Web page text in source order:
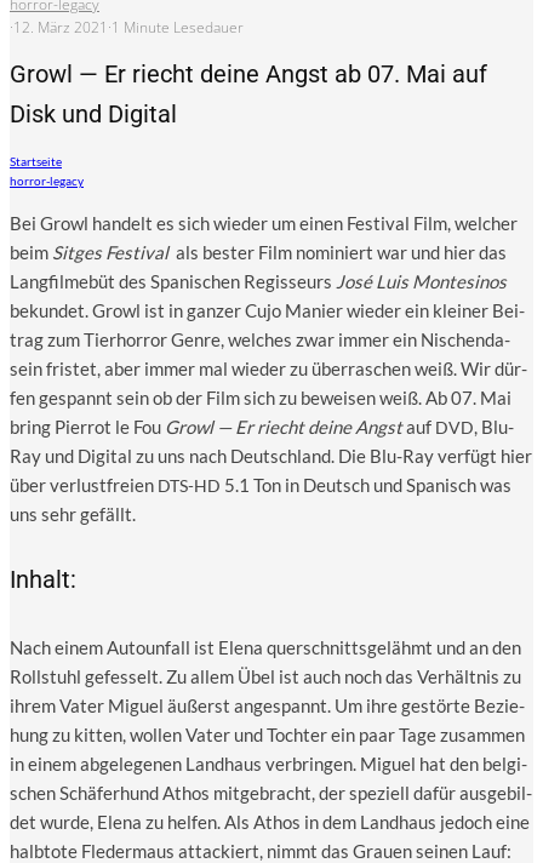
horror-legacy
·12. März 2021 ·1 Minute Lesedauer
Growl — Er riecht deine Angst ab 07. Mai auf
Disk und Digital
Startseite
horror-legacy
Bei Growl han­delt es sich wie­der um einen Fes­ti­val Film, wel­cher
beim Sit­ges Fes­ti­val als bes­ter Film nomi­niert war und hier das
Lang­film­ebüt des Spa­ni­schen Regis­seurs José Luis Mon­te­si­nos
bekun­det. Growl ist in gan­zer Cujo Manier wie­der ein klei­ner Bei­
trag zum Tier­hor­ror Gen­re, wel­ches zwar immer ein Nischen­da­
sein fris­tet, aber immer mal wie­der zu über­ra­schen weiß. Wir dür­
fen gespannt sein ob der Film sich zu bewei­sen weiß. Ab 07. Mai
bring Pier­rot le Fou Growl — Er riecht dei­ne Angstauf DVD, Blu-
Ray und Digi­tal zu uns nach Deutsch­land. Die Blu-Ray ver­fügt hier
über ver­lust­frei­en DTS-HD 5.1 Ton in Deutsch und Spa­nisch was
uns sehr gefällt.
Inhalt:
Nach einem Auto­un­fall ist Ele­na quer­schnitts­ge­lähmt und an den
Roll­stuhl gefes­selt. Zu allem Übel ist auch noch das Ver­hält­nis zu
ihrem Vater Miguel äußerst ange­spannt. Um ihre gestör­te Bezie­
hung zu kit­ten, wol­len Vater und Toch­ter ein paar Tage zusam­men
in einem abge­le­ge­nen Land­haus ver­brin­gen. Miguel hat den bel­gi­
schen Schä­fer­hund Athos mit­ge­bracht, der spe­zi­ell dafür aus­ge­bil­
det wur­de, Ele­na zu hel­fen. Als Athos in dem Land­haus jedoch eine
halb­to­te Fle­der­maus atta­ckiert, nimmt das Grau­en sei­nen Lauf: